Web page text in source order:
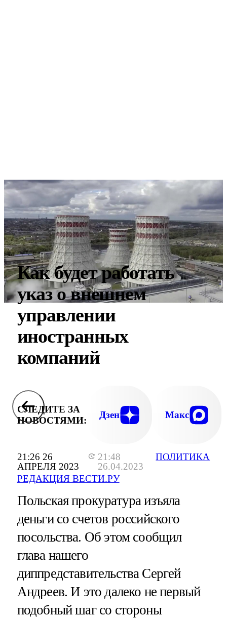
21:26 26
АПРЕЛЯ 2023
21:48
26.04.2023
РЕДАКЦИЯ ВЕСТИ.РУ
ПОЛИТИКА
Как будет работать
указ о внешнем
управлении
иностранных
компаний
СЛЕДИТЕ ЗА
НОВОСТЯМИ:
Дзен Макс
Польская прокуратура изъяла
деньги со счетов российского
посольства. Об этом сообщил
глава нашего
диппредставительства Сергей
Андреев. И это далеко не первый
подобный шаг со стороны